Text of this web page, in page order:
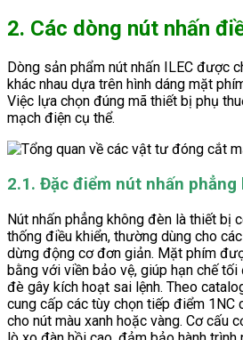
2. Các dòng nút nhấn
Dòng sản phẩm nút nhấn ILEC được
khác nhau dựa trên hình dáng mặt
Việc lựa chọn đúng mã thiết bị phụ
mạch điện cụ thể.
2.1. Đặc điểm nút nhấn phẳng
Nút nhấn phẳng không đèn là thiết bị
thống điều khiển, thường dùng cho
dừng động cơ đơn giản. Mặt phím
bằng với viền bảo vệ, giúp hạn chế
đè gây kích hoạt sai lệnh. Theo
cung cấp các tùy chọn tiếp điểm 1NC
cho nút màu xanh hoặc vàng. Cơ cấu